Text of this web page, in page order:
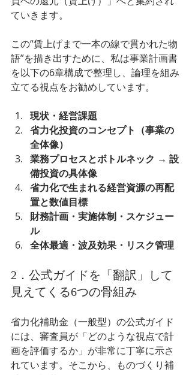
ていきます。
この“賃上げまで一本の線で貫かれた物
語”を描き出すために、私は事業計画書
を以下の6章構成で整理し、論理を組み
立てる視点をお勧めしています。
現状・経営課題
省力化投資のコンセプト（事業の
全体像）
業務プロセスとボトルネック → 設
備投資の具体像
省力化で生まれる経営資源の再配
置と数値目標
財務計画・実施体制・スケジュー
ル
全体最適・波及効果・リスク管理
2．公式ガイドを「翻訳」して
見えてくる6つの骨組み
省力化補助金（一般型）の公式ガイド
には、審査員が「どのような視点で計
画を評価するか」が非常に丁寧に示さ
れています。そこから、ものづくり補